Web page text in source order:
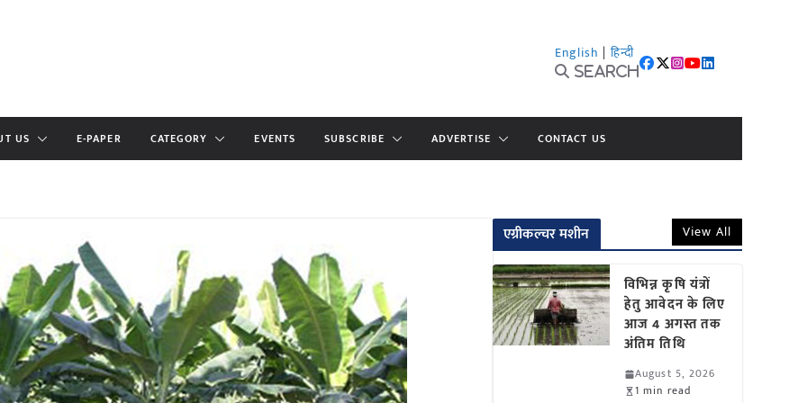
English | हिन्दी
Search
US E-PAPER CATEGORY EVENTS SUBSCRIBE ADVERTISE CONTACT US
एग्रीकल्चर मशीन View All
विभिन्न कृषि यंत्रों
हेतु आवेदन के लिए
आज 4 अगस्त तक
अंतिम तिथि
August 5, 2026
1 min read